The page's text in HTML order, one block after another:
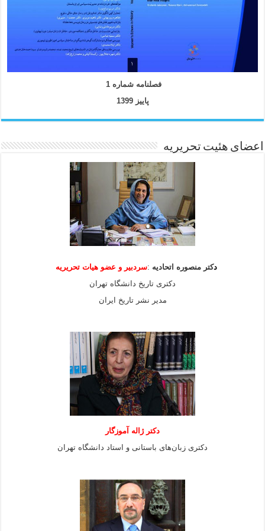
فصلنامه شماره 1
پاییز 1399
اعضای هئیت تحریریه
دکتر منصوره اتحادیه :سردبیر و عضو هیاتتحریریه
دکتری تاریخ دانشگاه تهران
مدیر نشر تاریخ ایران
دکتر ژاله آموزگار
دکتری زبان‌های باستانی و استاد دانشگاه تهران